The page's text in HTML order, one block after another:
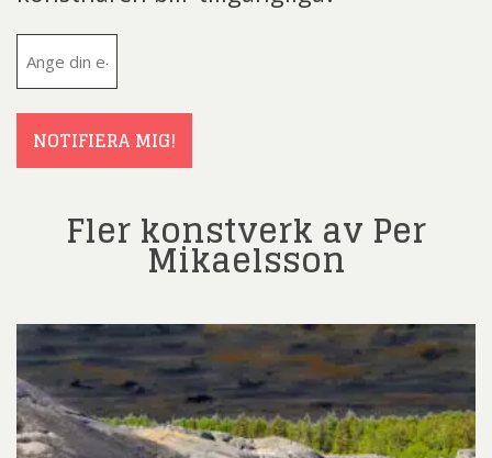
NOTIFIERA MIG!
Fler konstverk av Per
Mikaelsson